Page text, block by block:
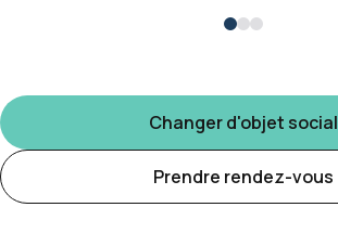
Changer d'objet social
Prendre rendez-vous